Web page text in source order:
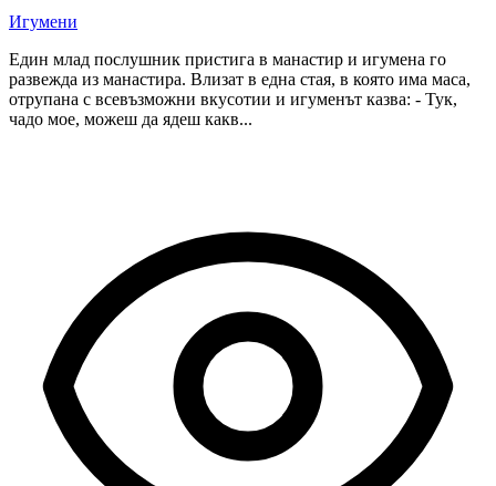
Игумени
Един млад послушник пристига в манастир и игумена го
развежда из манастира. Влизат в една стая, в която има маса,
отрупана с всевъзможни вкусотии и игуменът казва: - Тук,
чадо мое, можеш да ядеш какв...